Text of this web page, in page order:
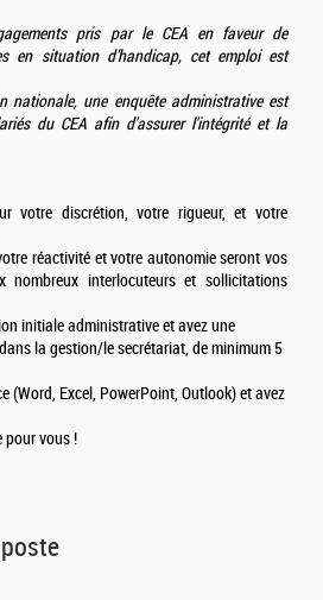
pris par le CEA en faveur de
en situation d’handicap, cet emploi est
nationale, une enquête administrative est
du CEA afin d'assurer l'intégrité et la
votre discrétion, votre rigueur, et votre
réactivité et votre autonomie seront vos
nombreux interlocuteurs et sollicitations
initiale administrative et avez une
la gestion/le secrétariat, de minimum 5
(Word, Excel, PowerPoint, Outlook) et avez
pour vous !